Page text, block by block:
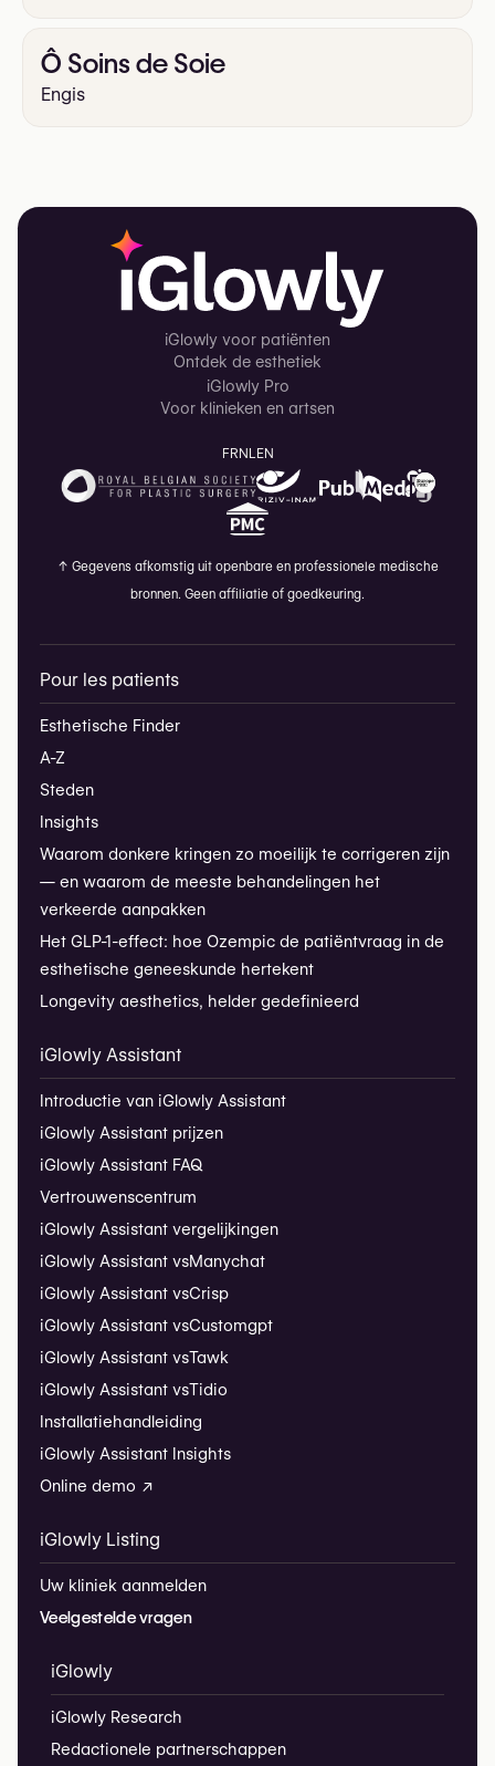
Ô Soins de Soie
Engis
iGlowly voor patiënten
Ontdek de esthetiek
iGlowly Pro
Voor klinieken en artsen
FRNLEN
↑ Gegevens afkomstig uit openbare en professionele medische
bronnen. Geen affiliatie of goedkeuring.
Pour les patients
Esthetische Finder
A-Z
Steden
Insights
Waarom donkere kringen zo moeilijk te corrigeren zijn
— en waarom de meeste behandelingen het
verkeerde aanpakken
Het GLP-1-effect: hoe Ozempic de patiëntvraag in de
esthetische geneeskunde hertekent
Longevity aesthetics, helder gedefinieerd
iGlowly Assistant
Introductie van iGlowly Assistant
iGlowly Assistant prijzen
iGlowly Assistant FAQ
Vertrouwenscentrum
iGlowly Assistant vergelijkingen
iGlowly Assistant vsManychat
iGlowly Assistant vsCrisp
iGlowly Assistant vsCustomgpt
iGlowly Assistant vsTawk
iGlowly Assistant vsTidio
Installatiehandleiding
iGlowly Assistant Insights
Online demo ↗
iGlowly Listing
Uw kliniek aanmelden
Veelgestelde vragen
iGlowly
iGlowly Research
Redactionele partnerschappen